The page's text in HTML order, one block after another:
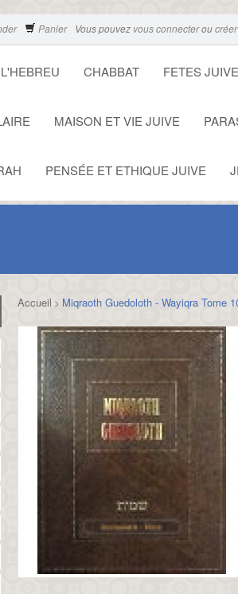
Panier Vous pouvez vous connecterou
CHABBAT FETES
MAISON ET VIE JUIVE
PENSÉE ET ETHIQUE JUIVE
Accueil > Miqraoth Guedoloth - Wayiqra Tome